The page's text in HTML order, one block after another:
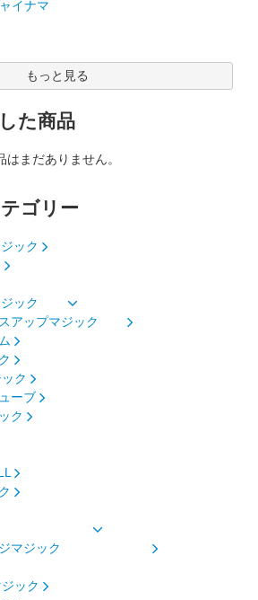
イナマ
もっと見る
た商品
まだありません。
ゴリー
ジック
ジック
スアップマジック
ック
ーブ
ク
ジック
ージマジック
ジック